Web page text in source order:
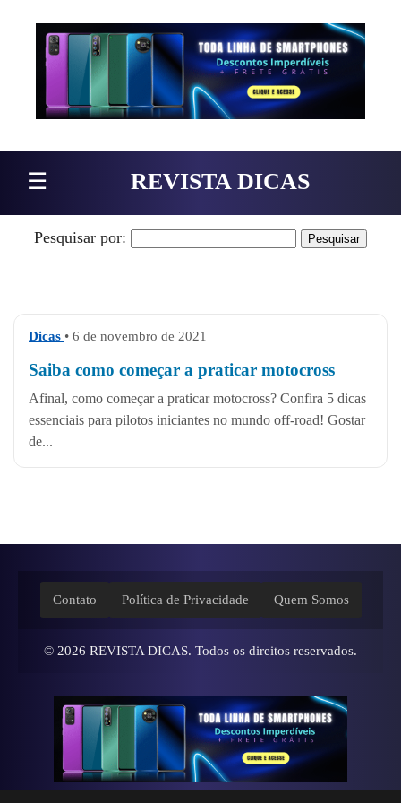
Pular para o conteúdo
☰ REVISTA DICAS
Pesquisar por:
Dicas • 6 de novembro de 2021
Saiba como começar a praticar motocross
Afinal, como começar a praticar motocross? Confira 5 dicas
essenciais para pilotos iniciantes no mundo off-road! Gostar
de...
Contato Política de Privacidade Quem Somos
© 2026 REVISTA DICAS. Todos os direitos reservados.